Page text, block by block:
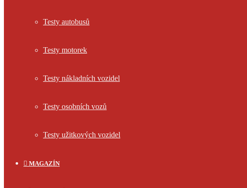
Testy autobusů
Testy motorek
Testy nákladních vozidel
Testy osobních vozů
Testy užitkových vozidel
MAGAZÍN